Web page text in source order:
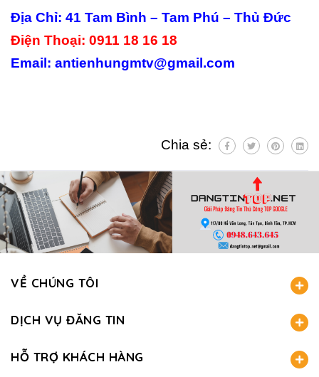
Địa Chỉ: 41 Tam Bình – Tam Phú – Thủ Đức
Điện Thoại: 0911 18 16 18
Email: antienhungmtv@gmail.com
Chia sẻ:
VỀ CHÚNG TÔI
DỊCH VỤ ĐĂNG TIN
HỖ TRỢ KHÁCH HÀNG